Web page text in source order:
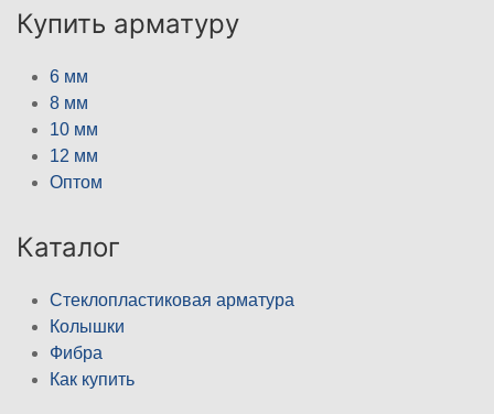
Купить арматуру
6 мм
8 мм
10 мм
12 мм
Оптом
Каталог
Стеклопластиковая арматура
Колышки
Фибра
Как купить